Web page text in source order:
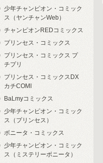
少年チャンピオン・コミック
ス（ヤンチャンWeb）
チャンピオンREDコミックス
プリンセス・コミックス
プリンセス・コミックス プ
チプリ
プリンセス・コミックスDX
カチCOMI
BaLmyコミックス
少年チャンピオン・コミック
ス（プリンセス）
ボニータ・コミックス
少年チャンピオン・コミック
ス（ミステリーボニータ）